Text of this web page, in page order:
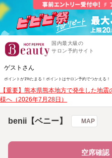
国内最大級の
サロン予約サイト
ゲストさん
ポイントが1%たまる！ ポイントはサロン予約でつかえる！
【重要】熊本県熊本地方で発生した地
様へ（2026年7月28日）
benii【ベニー】 MAP
空席確認